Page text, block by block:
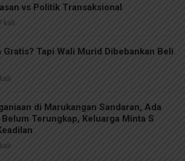
vs Politik Transaksional
Gratis? Tapi Wali Murid Dibebankan Beli
di Marukangan Sandaran, Ada
Belum Terungkap, Keluarga Minta S